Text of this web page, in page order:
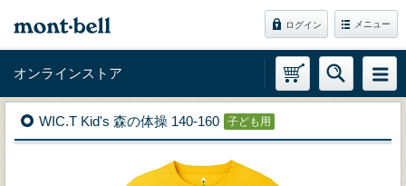
ログイン メニュー
オンラインストア
WIC.T Kid's 森の体操 140-160 子ども用